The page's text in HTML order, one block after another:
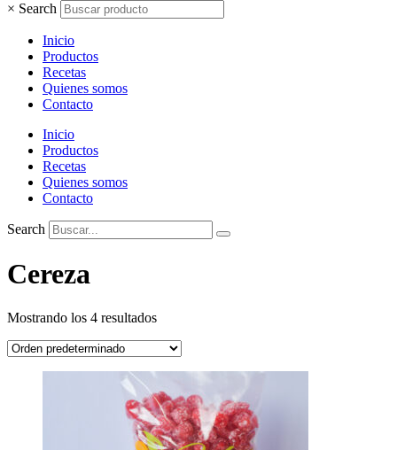
× Search
Inicio
Productos
Recetas
Quienes somos
Contacto
Inicio
Productos
Recetas
Quienes somos
Contacto
Search
Cereza
Mostrando los 4 resultados